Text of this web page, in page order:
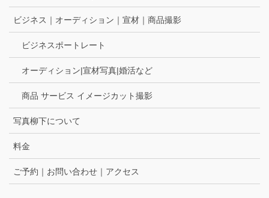
ビジネス｜オーディション｜宣材｜商品撮影
ビジネスポートレート
オーディション|宣材写真|婚活など
商品 サービス イメージカット撮影
写真柳下について
料金
ご予約｜お問い合わせ｜アクセス